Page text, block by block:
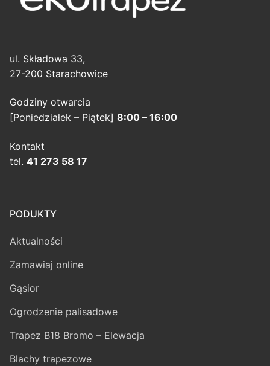
ul. Składowa 33,
27-200 Starachowice
Godziny otwarcia
[Poniedziałek – Piątek] 8:00 – 16:00
Kontakt
tel. 41 273 58 17
PODUKTY
Aktualności
Zamawiaj online
Gąsior
Ogrodzenie palisadowe
Trapez B18 Bromo – Elewacja
Blachy trapezowe